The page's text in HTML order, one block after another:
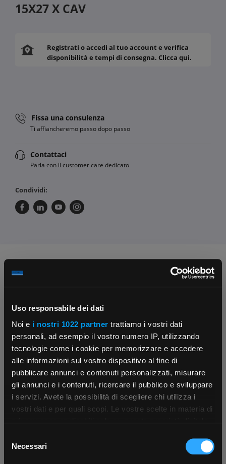
Uso responsabile dei dati
Noi e i nostri 1022 partner trattiamo i vostri dati
personali, ad esempio il vostro numero IP, utilizzando
tecnologie come i cookie per memorizzare e accedere
alle informazioni sul vostro dispositivo al fine di
pubblicare annunci e contenuti personalizzati, misurare
gli annunci e i contenuti, ricercare il pubblico e sviluppare
i servizi. Avete la possibilità di scegliere chi utilizza i
vostri dati e per quali scopi. Le vostre scelte in materia di
modificare o revocare il proprio consenso in qualsiasi
momento dalla Dichiarazione sui cookie o facendo clic
delNecessari
×
App Rexel Italia
15X27 X CAV
Registrati o accedi al tuo account e verifica
disponibilità e tempi di consegna. Clicca qui.
Fissa una consulenza
Ti affiancheremo passo dopo passo
Contattaci
Parla con il customer care dedicato
Condividi:
Contattaci
Parla con il customer care dedicato
Fissa una consulenza
Ti affiancheremo passo dopo passo